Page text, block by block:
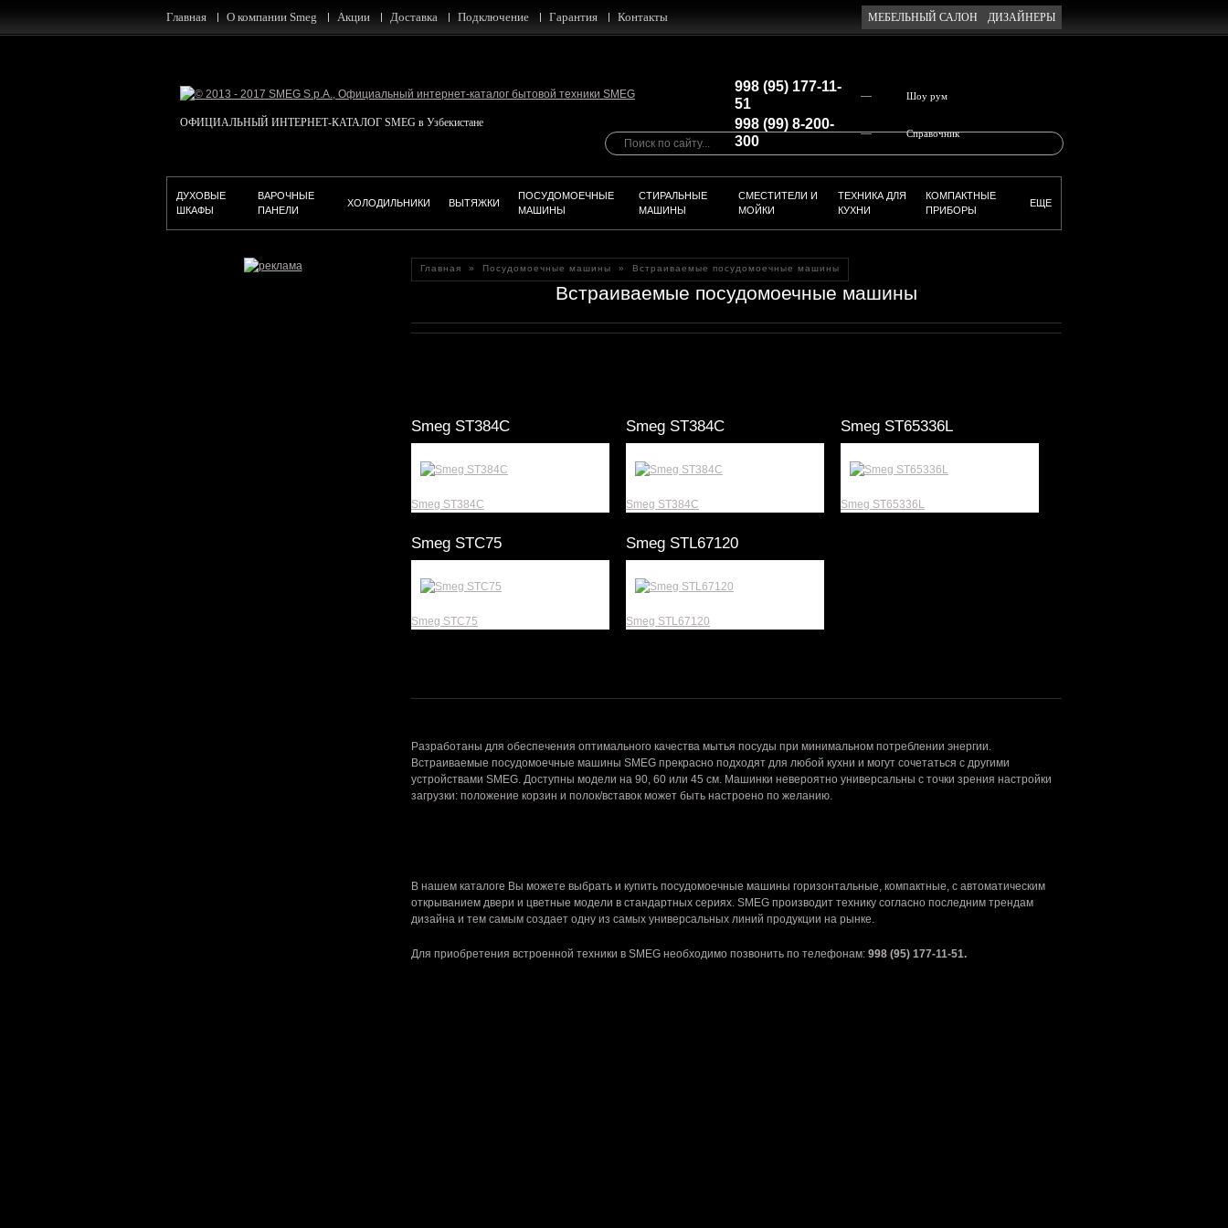
Главная О компании Smeg Акции Доставка Подключение Гарантия Контакты МЕБЕЛЬНЫЙ САЛОН ДИЗАЙНЕРЫ
ОФИЦИАЛЬНЫЙ ИНТЕРНЕТ-КАТАЛОГ SMEG в Узбекистане
998 (95) 177-11-
51
— Шоу рум
998 (99) 8-200-
300
— Справочник
ДУХОВЫЕ
ШКАФЫ
ВАРОЧНЫЕ
ПАНЕЛИ
ХОЛОДИЛЬНИКИ ВЫТЯЖКИ
ПОСУДОМОЕЧНЫЕ
МАШИНЫ
СТИРАЛЬНЫЕ
МАШИНЫ
СМЕСТИТЕЛИ И
МОЙКИ
ТЕХНИКА ДЛЯ
КУХНИ
КОМПАКТНЫЕ
ПРИБОРЫ
ЕЩЕ
Главная » Посудомоечные машины » Встраиваемые посудомоечные машины
Встраиваемые посудомоечные машины
Smeg ST384C
Smeg ST384C
Smeg ST384C
Smeg ST384C
Smeg ST65336L
Smeg ST65336L
Smeg STC75
Smeg STC75
Smeg STL67120
Smeg STL67120
Разработаны для обеспечения оптимального качества мытья посуды при минимальном потреблении энергии.
Встраиваемые посудомоечные машины SMEG прекрасно подходят для любой кухни и могут сочетаться с другими
устройствами SMEG. Доступны модели на 90, 60 или 45 см. Машинки невероятно универсальны с точки зрения настройки
загрузки: положение корзин и полок/вставок может быть настроено по желанию.
В нашем каталоге Вы можете выбрать и купить посудомоечные машины горизонтальные, компактные, с автоматическим
открыванием двери и цветные модели в стандартных сериях. SMEG производит технику согласно последним трендам
дизайна и тем самым создает одну из самых универсальных линий продукции на рынке.
Для приобретения встроенной техники в SMEG необходимо позвонить по телефонам: 998 (95) 177-11-51.